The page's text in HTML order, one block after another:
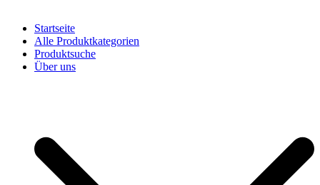
Startseite
Alle Produktkategorien
Produktsuche
Über uns